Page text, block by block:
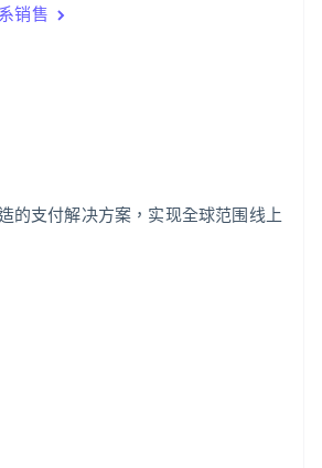
销售
的支付解决方案，实现全球范围线上